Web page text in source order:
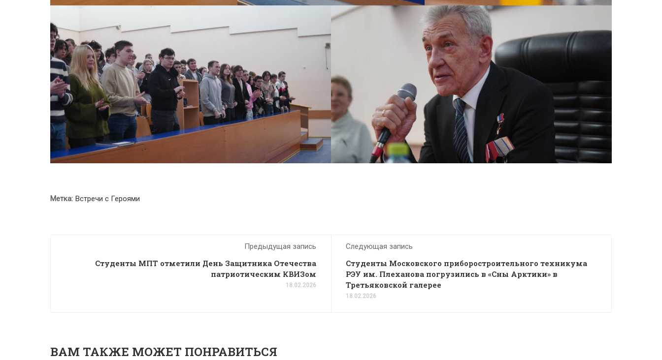
Метка: Встречи с Героями
Предыдущая запись
Студенты МПТ отметили День Защитника Отечества
патриотическим КВИЗом
18.02.2026
Следующая запись
Студенты Московского приборостроительного техникума
РЭУ им. Плеханова погрузились в «Сны Арктики» в
Третьяковской галерее
18.02.2026
ВАМ ТАКЖЕ МОЖЕТ ПОНРАВИТЬСЯ